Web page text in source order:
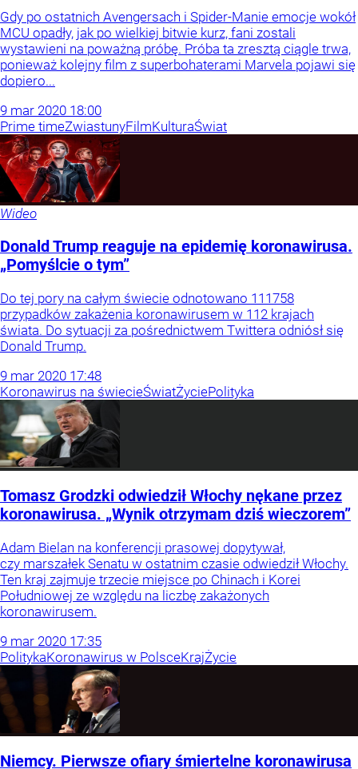
Gdy po ostatnich Avengersach i Spider-Manie emocje wokół
MCU opadły, jak po wielkiej bitwie kurz, fani zostali
wystawieni na poważną próbę. Próba ta zresztą ciągle trwa,
ponieważ kolejny film z superbohaterami Marvela pojawi się
dopiero...
9 mar 2020 18:00
Prime timeZwiastunyFilmKulturaŚwiat
Wideo
Donald Trump reaguje na epidemię koronawirusa.
„Pomyślcie o tym”
Do tej pory na całym świecie odnotowano 111758
przypadków zakażenia koronawirusem w 112 krajach
świata. Do sytuacji za pośrednictwem Twittera odniósł się
Donald Trump.
9 mar 2020 17:48
Koronawirus na świecieŚwiatŻyciePolityka
Tomasz Grodzki odwiedził Włochy nękane przez
koronawirusa. „Wynik otrzymam dziś wieczorem”
Adam Bielan na konferencji prasowej dopytywał,
czy marszałek Senatu w ostatnim czasie odwiedził Włochy.
Ten kraj zajmuje trzecie miejsce po Chinach i Korei
Południowej ze względu na liczbę zakażonych
koronawirusem.
9 mar 2020 17:35
PolitykaKoronawirus w PolsceKrajŻycie
Niemcy. Pierwsze ofiary śmiertelne koronawirusa